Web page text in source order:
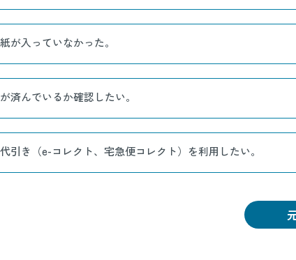
が入っていなかった。
済んでいるか確認したい。
引き（e-コレクト、宅急便コレクト）を利用したい。